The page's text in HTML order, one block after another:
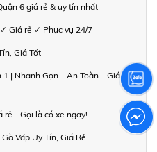
6 giá rẻ & uy tín nhất
Giá rẻ ✓ Phục vụ 24/7
Giá Tốt
| Nhanh Gọn – An Toàn – Giá
rẻ - Gọi là có xe ngay!
Vấp Uy Tín, Giá Rẻ